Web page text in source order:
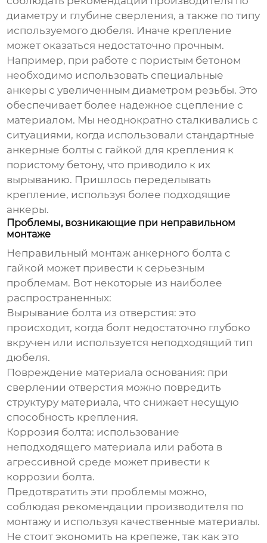
диаметру и глубине сверления, а также по типу
используемого дюбеля. Иначе крепление
может оказаться недостаточно прочным.
Например, при работе с пористым бетоном
необходимо использовать специальные
анкеры с увеличенным диаметром резьбы. Это
обеспечивает более надежное сцепление с
материалом. Мы неоднократно сталкивались с
ситуациями, когда использовали стандартные
анкерные болты с гайкой для крепления к
пористому бетону, что приводило к их
вырыванию. Пришлось переделывать
крепление, используя более подходящие
анкеры.
Проблемы, возникающие при неправильном
монтаже
Неправильный монтаж анкерного болта с
гайкой может привести к серьезным
проблемам. Вот некоторые из наиболее
распространенных:
Вырывание болта из отверстия: это
происходит, когда болт недостаточно глубоко
вкручен или используется неподходящий тип
дюбеля.
Повреждение материала основания: при
сверлении отверстия можно повредить
структуру материала, что снижает несущую
способность крепления.
Коррозия болта: использование
неподходящего материала или работа в
агрессивной среде может привести к
коррозии болта.
Предотвратить эти проблемы можно,
соблюдая рекомендации производителя по
монтажу и используя качественные материалы.
Не стоит экономить на крепеже, так как это